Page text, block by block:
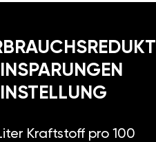
Kraftstoff pro 100